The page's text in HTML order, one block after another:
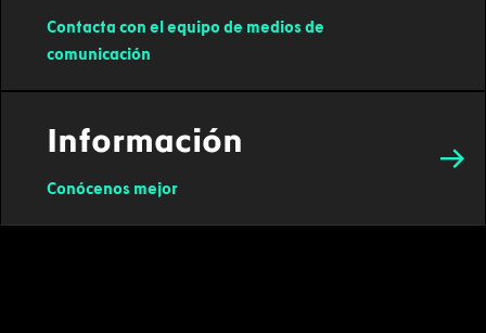
Contacta con el equipo de medios de
comunicación
Información
Conócenos mejor